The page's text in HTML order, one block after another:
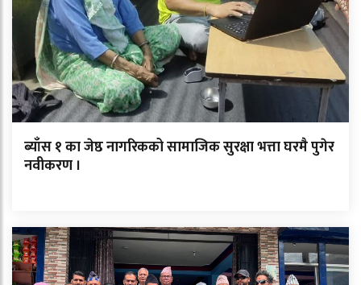
ब्याँस १ का जेष्ठ नागरिकको सामाजिक सुरक्षा भत्ता घरमै पुगेर
नवीकरण ।